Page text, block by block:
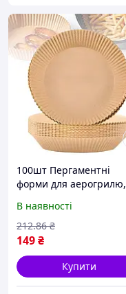
100шт Пергаментні
форми для аерогрилю,
форми для мультипечі /
Форми для випічки
В наявності
149₴
212.86 ₴
Купити